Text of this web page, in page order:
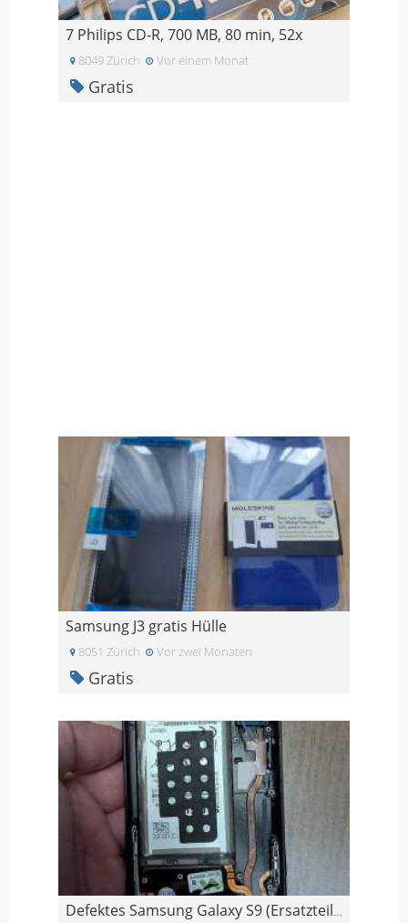
7 Philips CD-R, 700 MB, 80 min, 52x
8049 Zürich Vor einem Monat
Gratis
Samsung J3 gratis Hülle
8051 Zürich Vor zwei Monaten
Gratis
Defektes Samsung Galaxy S9 (Ersatzteile)